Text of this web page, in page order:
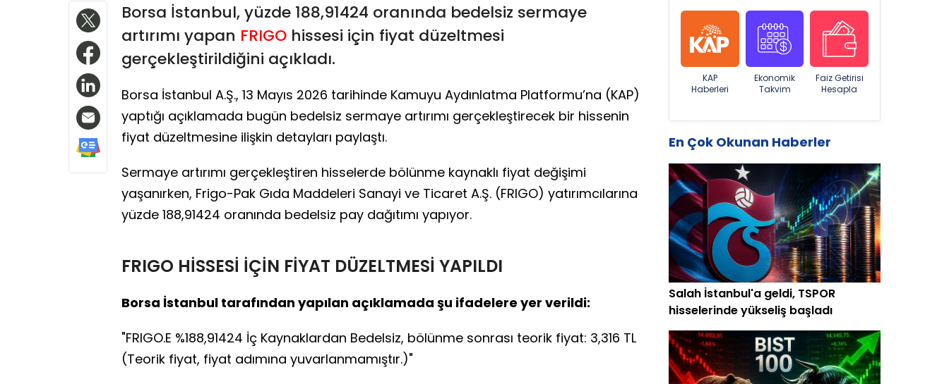
Borsa İstanbul, yüzde 188,91424 oranında bedelsiz sermaye
artırımı yapan FRIGO hissesi için fiyat düzeltmesi
gerçekleştirildiğini açıkladı.
Borsa İstanbul A.Ş., 13 Mayıs 2026 tarihinde Kamuyu Aydınlatma Platformu’na (KAP)
yaptığı açıklamada bugün bedelsiz sermaye artırımı gerçekleştirecek bir hissenin
fiyat düzeltmesine ilişkin detayları paylaştı.
Sermaye artırımı gerçekleştiren hisselerde bölünme kaynaklı fiyat değişimi
yaşanırken, Frigo-Pak Gıda Maddeleri Sanayi ve Ticaret A.Ş. (FRIGO) yatırımcılarına
yüzde 188,91424 oranında bedelsiz pay dağıtımı yapıyor.
FRIGO HİSSESİ İÇİN FİYAT DÜZELTMESİ YAPILDI
Borsa İstanbul tarafından yapılan açıklamada şu ifadelere yer verildi:
"FRIGO.E %188,91424 İç Kaynaklardan Bedelsiz, bölünme sonrası teorik fiyat: 3,316 TL
(Teorik fiyat, fiyat adımına yuvarlanmamıştır.)"
KAP
Haberleri
Ekonomik
Takvim
Faiz Getirisi
Hesapla
En Çok Okunan Haberler
Salah İstanbul'a geldi, TSPOR
hisselerinde yükseliş başladı